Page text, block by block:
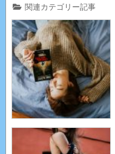
関連カテゴリー記事